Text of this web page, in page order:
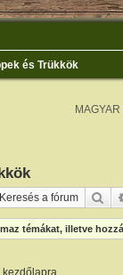
és Trükkök
témákat, illetve
kezdőlapra